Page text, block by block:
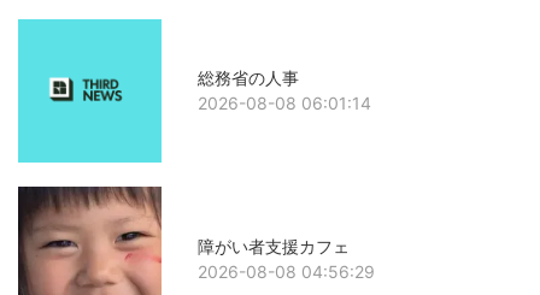
総務省の人事
2026-08-08 06:01:14
障がい者支援カフェ
2026-08-08 04:56:29